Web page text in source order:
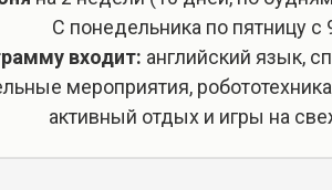
на сайтах-
ознакомиться с
С понедельника по пятницу с
входит: английский язык,
мероприятия,
активный отдых и игры на